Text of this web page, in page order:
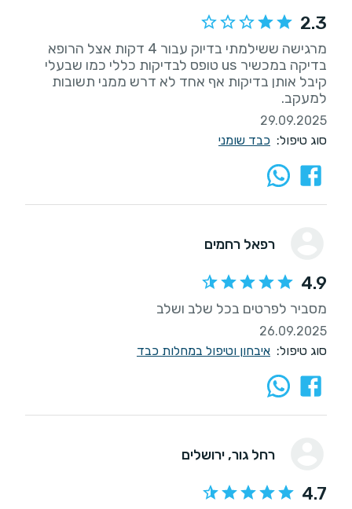
2.3
מרגישה ששילמתי בדיוק עבור 4 דקות אצל הרופא
בדיקה במכשיר us טופס לבדיקות כללי כמו שבעלי
קיבל אותן בדיקות אף אחד לא דרש ממני תשובות
למעקב.
29.09.2025
סוג טיפול: כבד שומני
רפאל רחמים
4.9
מסביר לפרטים בכל שלב ושלב
26.09.2025
סוג טיפול: איבחון וטיפול במחלות כבד
רחל גור, ירושלים
4.7